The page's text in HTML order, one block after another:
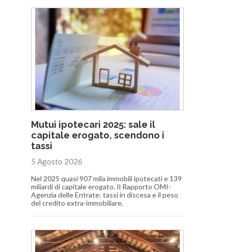
Mutui ipotecari 2025: sale il
capitale erogato, scendono i
tassi
5 Agosto 2026
Nel 2025 quasi 907 mila immobili ipotecati e 139
miliardi di capitale erogato. Il Rapporto OMI-
Agenzia delle Entrate: tassi in discesa e il peso
del credito extra-immobiliare.